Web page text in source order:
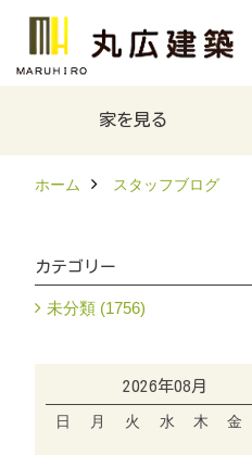
家を見る
ホーム スタッフブログ
カテゴリー
未分類 (1756)
2026年08月
日 月 火 水 木 金